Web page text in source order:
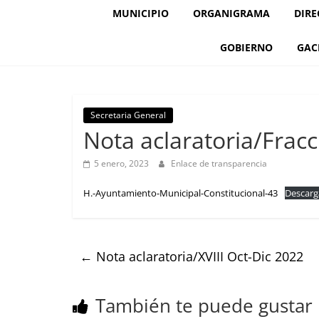
MUNICIPIO ORGANIGRAMA
GOBIERNO
Secretaria General
Nota aclaratoria/
5 enero, 2023 Enlace de transparencia
H.-Ayuntamiento-Municipal-Constitucional-43
← Nota aclaratoria/XVIII Oct-Dic 2022
También te puede gustar